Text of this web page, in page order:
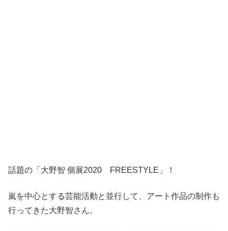
話題の「大野智 個展2020 FREESTYLE」！
嵐を中心とする芸能活動と並行して、アート作品の制作も
行ってきた大野智さん。